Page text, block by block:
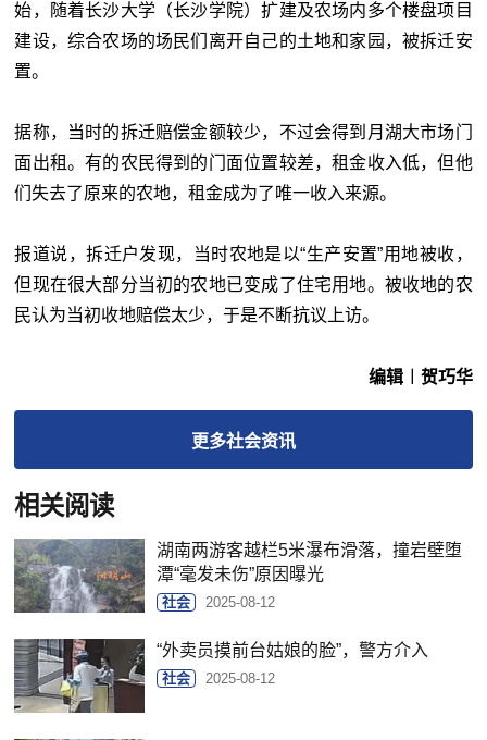
始，随着长沙大学（长沙学院）扩建及农场内多个楼盘项目
建设，综合农场的场民们离开自己的土地和家园，被拆迁安
置。
据称，当时的拆迁赔偿金额较少，不过会得到月湖大市场门
面出租。有的农民得到的门面位置较差，租金收入低，但他
们失去了原来的农地，租金成为了唯一收入来源。
报道说，拆迁户发现，当时农地是以“生产安置”用地被收，
但现在很大部分当初的农地已变成了住宅用地。被收地的农
民认为当初收地赔偿太少，于是不断抗议上访。
编辑︱贺巧华
更多社会资讯
相关阅读
湖南两游客越栏5米瀑布滑落，撞岩壁堕
潭“毫发未伤”原因曝光
社会 2025-08-12
“外卖员摸前台姑娘的脸”，警方介入
社会 2025-08-12